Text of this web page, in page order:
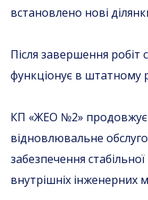
встановлено нові
Після завершення робіт
функціонує в штатному
КП «ЖЕО №2» продовжує
відновлювальне
забезпечення
внутрішніх інженерних